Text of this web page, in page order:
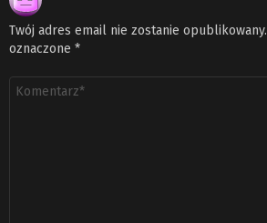
Twój adres email nie zostanie opublikowany.
oznaczone *